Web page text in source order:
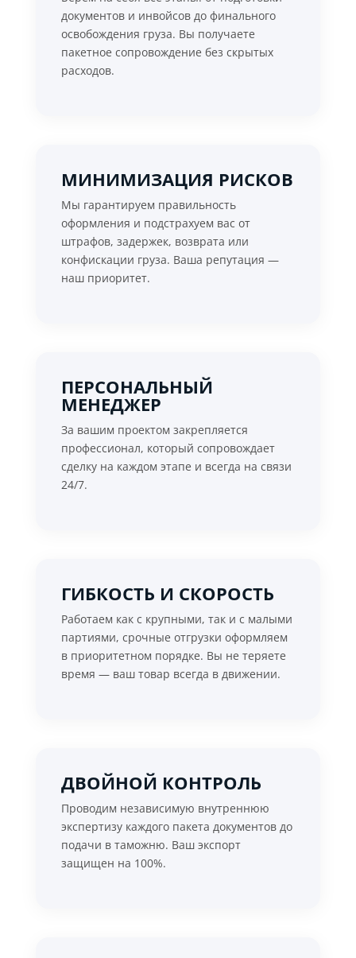
документов и инвойсов до финального
освобождения груза. Вы получаете
пакетное сопровождение без скрытых
расходов.
МИНИМИЗАЦИЯ РИСКОВ
Мы гарантируем правильность
оформления и подстрахуем вас от
штрафов, задержек, возврата или
конфискации груза. Ваша репутация —
наш приоритет.
ПЕРСОНАЛЬНЫЙ
МЕНЕДЖЕР
За вашим проектом закрепляется
профессионал, который сопровождает
сделку на каждом этапе и всегда на связи
24/7.
ГИБКОСТЬ И СКОРОСТЬ
Работаем как с крупными, так и с малыми
партиями, срочные отгрузки оформляем
в приоритетном порядке. Вы не теряете
время — ваш товар всегда в движении.
ДВОЙНОЙ КОНТРОЛЬ
Проводим независимую внутреннюю
экспертизу каждого пакета документов до
подачи в таможню. Ваш экспорт
защищен на 100%.